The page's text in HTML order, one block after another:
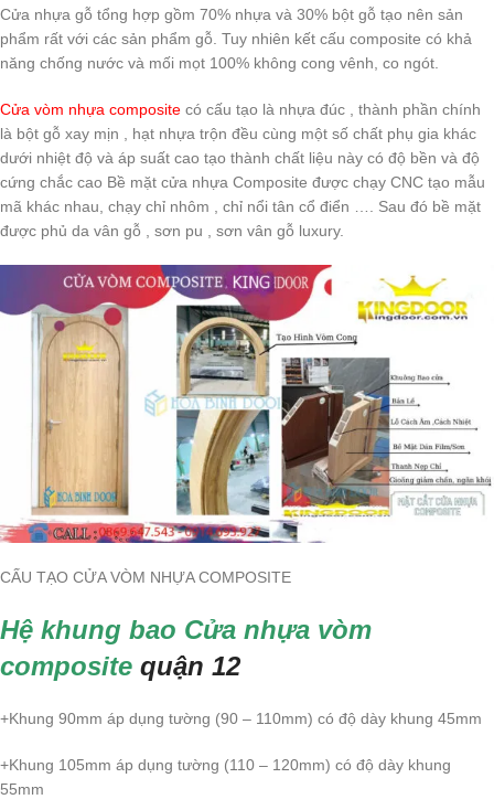
Cửa nhựa gỗ tổng hợp gồm 70% nhựa và 30% bột gỗ tạo nên sản
phẩm rất với các sản phẩm gỗ. Tuy nhiên kết cấu composite có khả
năng chống nước và mối mọt 100% không cong vênh, co ngót.
Cửa vòm nhựa composite có cấu tạo là nhựa đúc , thành phần chính
là bột gỗ xay mịn , hạt nhựa trộn đều cùng một số chất phụ gia khác
dưới nhiệt độ và áp suất cao tạo thành chất liệu này có độ bền và độ
cứng chắc cao Bề mặt cửa nhựa Composite được chạy CNC tạo mẫu
mã khác nhau, chạy chỉ nhôm , chỉ nổi tân cổ điển …. Sau đó bề mặt
được phủ da vân gỗ , sơn pu , sơn vân gỗ luxury.
CẤU TẠO CỬA VÒM NHỰA COMPOSITE
Hệ khung bao Cửa nhựa vòm
composite quận 12
+Khung 90mm áp dụng tường (90 – 110mm) có độ dày khung 45mm
+Khung 105mm áp dụng tường (110 – 120mm) có độ dày khung
55mm